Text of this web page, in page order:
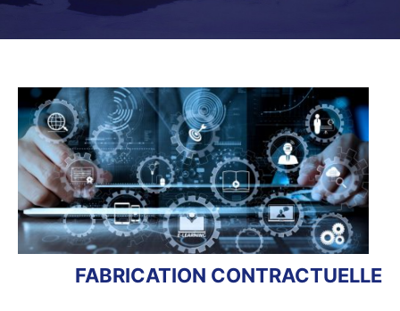
FABRICATION CONTRACTUELLE